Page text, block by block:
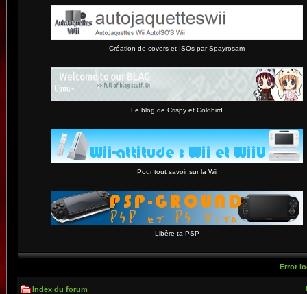
Création de covers et ISOs par Spayrosam
Le blog de Crispy et Coldbird
Pour tout savoir sur la Wii
Libère ta PSP
Error
Index du forum